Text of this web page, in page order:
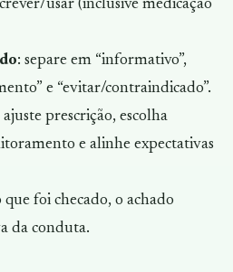
usar (inclusive medicação
: separe em “informativo”,
e “evitar/contraindicado”.
ajuste prescrição, escolha
e alinhe expectativas
foi checado, o achado
da conduta.